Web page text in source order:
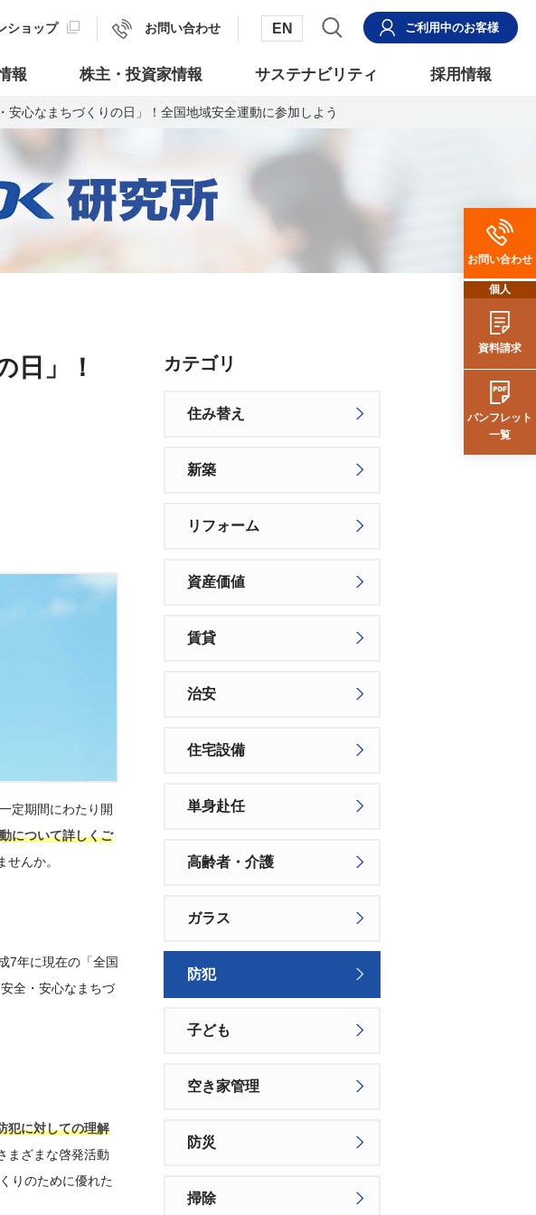
ショップ お問い合わせ EN ご利用中のお客様
報 株主・投資家情報 サステナビリティ 採用情報
安心なまちづくりの日」！全国地域安全運動に参加しよう
日」！
定期間にわたり開
について詳しくご
んか。
7年に現在の「全国
全・安心なまちづ
犯に対しての理解
まざまな啓発活動
りのために優れた
カテゴリ
住み替え
新築
リフォーム
資産価値
賃貸
治安
住宅設備
単身赴任
高齢者・介護
ガラス
防犯
子ども
空き家管理
防災
掃除
お問い合わせ
個人
資料請求
パンフレット
一覧